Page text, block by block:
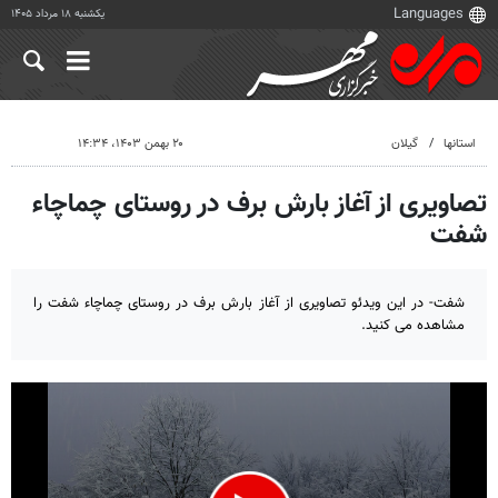
یکشنبه ۱۸ مرداد ۱۴۰۵
استانها گیلان ۲۰ بهمن ۱۴۰۳، ۱۴:۳۴
تصاویری از آغاز بارش برف در روستای چماچاء
شفت
شفت- در این ویدئو تصاویری از آغاز بارش برف در روستای چماچاء شفت را
مشاهده می کنید.